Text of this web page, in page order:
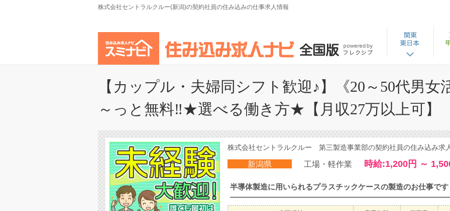
株式会社セントラルクルー(新潟)の契約社員の住み込みの仕事求人情報
【カップル・夫婦同シフト歓迎♪】《20～50代男
～っと無料‼★選べる働き方★【月収27万以上可】
株式会社セントラルクルー 第三製造事業部の契約社員の住み込み
新潟県 工場・軽作業 時給:1,200円 ～